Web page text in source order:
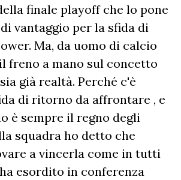
finale playoff che lo pone
vantaggio per la sfida di
Ma, da uomo di calcio
freno a mano sul concetto
già realtà. Perché c'è
di ritorno da affrontare , e
è sempre il regno degli
squadra ho detto che
a vincerla come in tutti
esordito in conferenza